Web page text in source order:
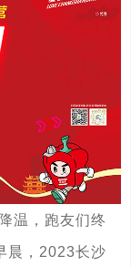
温，跑友们终
晨，2023长沙